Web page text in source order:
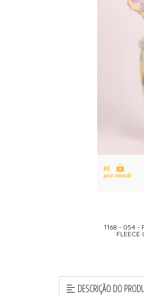
R$
para revenda
1168 - 054 -
FLEECE
DESCRIÇÃO DO